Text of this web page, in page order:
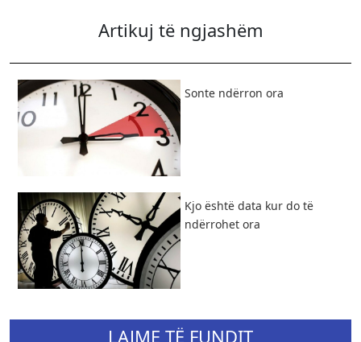
Artikuj të ngjashëm
​Sonte ndërron ora
Kjo është data kur do të
ndërrohet ora
LAJME TË FUNDIT